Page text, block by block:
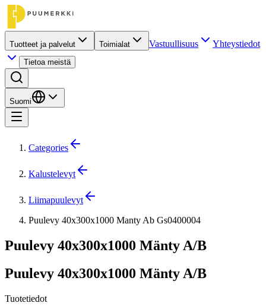
Tuotteet ja palvelut Toimialat Vastuullisuus Yhteystiedot
Tietoa meistä
Suomi
Categories
Kalustelevyt
Liimapuulevyt
Puulevy 40x300x1000 Manty Ab Gs0400004
Puulevy 40x300x1000 Mänty A/B
Puulevy 40x300x1000 Mänty A/B
Tuotetiedot